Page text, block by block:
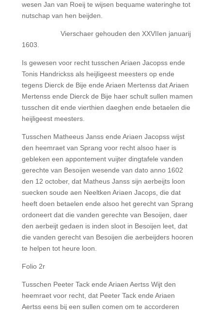
wesen Jan van Roeij te wijsen bequame wateringhe tot
nutschap van hen beijden.
Vierschaer gehouden den XXVIIen januarij
1603.
Is gewesen voor recht tusschen Ariaen Jacopss ende
Tonis Handrickss als heijligeest meesters op ende
tegens Dierck de Bije ende Ariaen Mertenss dat Ariaen
Mertenss ende Dierck de Bije haer schult sullen mamen
tusschen dit ende vierthien daeghen ende betaelen die
heijligeest meesters.
Tusschen Matheeus Janss ende Ariaen Jacopss wijst
den heemraet van Sprang voor recht alsoo haer is
gebleken een appontement vuijter dingtafele vanden
gerechte van Besoijen wesende van dato anno 1602
den 12 october, dat Matheus Janss sijn aerbeijts loon
suecken soude aen Neeltken Ariaen Jacops, die dat
heeft doen betaelen ende alsoo het gerecht van Sprang
ordoneert dat die vanden gerechte van Besoijen, daer
den aerbeijt gedaen is inden sloot in Besoijen leet, dat
die vanden gerecht van Besoijen die aerbeijders hooren
te helpen tot heure loon.
Folio 2r
Tusschen Peeter Tack ende Ariaen Aertss Wijt den
heemraet voor recht, dat Peeter Tack ende Ariaen
Aertss eens bij een sullen comen om te accorderen